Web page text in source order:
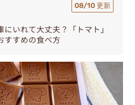
08/10 更新
いれて大丈夫？「トマト」
すすめの食べ方